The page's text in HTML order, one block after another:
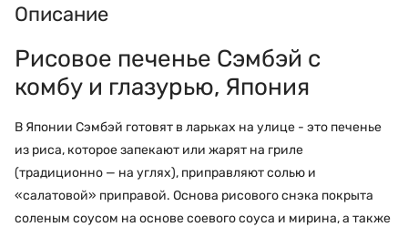
Описание
Рисовое печенье Сэмбэй с
комбу и глазурью, Япония
В Японии Сэмбэй готовят в ларьках на улице - это печенье
из риса, которое запекают или жарят на гриле
(традиционно — на углях), приправляют солью и
«салатовой» приправой. Основа рисового снэка покрыта
соленым соусом на основе соевого соуса и мирина, а также